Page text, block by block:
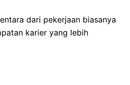
dari pekerjaan biasanya
karier yang lebih